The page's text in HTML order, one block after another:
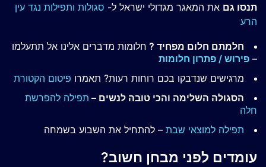
תנסו גם את המאגר מגדולי ישראל ל- סגולות ותפילות נגד עין
הרע
חלמתם חלום מפחיד ? חלומות מדברים אלינו אל תתעלמו
– פירוש / פתרון חלומות
מרגישים שנדבקו בכם רוחות רעות? תאמרו פיטום הקטורת
הסגולה השלימה והכי טובה לנשים – תפילה להפרשת
חלה
תפילה למוצאי שבת – להתחיל את השבוע בשמחה
עומדים לפני מבחן חשוב?